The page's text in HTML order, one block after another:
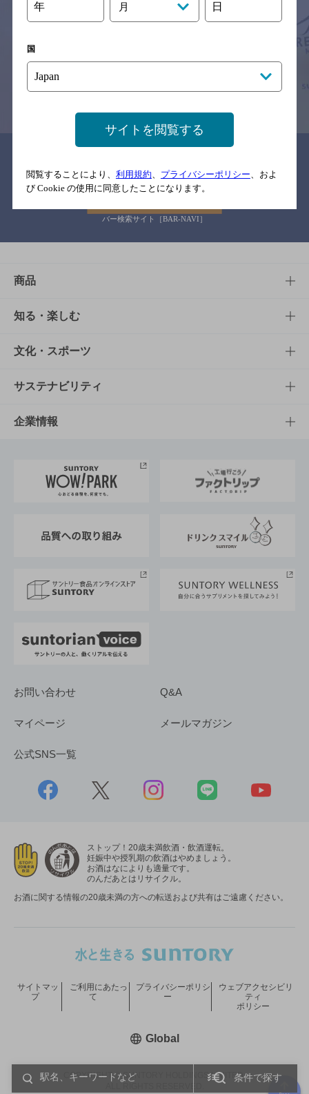
条件で探す
サイトマップ ご意見・ご感想 利用規約
念のためお店にご確認の上ご来店くださいますようお願い申し上げま
す。
バー検索サイト［BAR-NAVI］
商品
商品TOP
商品一覧
商品発売情報
栄養成分一覧
知る・楽しむ
知る・楽しむTOP
キャンペーン
工場見学
地域情報
文化・スポーツ
文化・スポーツTOP
サントリーホール
サントリーサンバーズ大阪
サステナビリティ
サステナビリティTOP
サントリーが考えるサステナビリティ経営
企業情報
企業概要
採用情報
お問い合わせ Q&A
マイページ メールマガジン
公式SNS一覧
ストップ！20歳未満飲酒・飲酒運転。
妊娠中や授乳期の飲酒はやめましょう。
お酒はなによりも適量です。
のんだあとはリサイクル。
お酒に関する情報の20歳未満の方への転送および共有はご遠慮ください。
COPYRIGHT © SUNTORY HOLDINGS LIMITED.
サイトマッ
プ
ご利用にあたっ
て
プライバシーポリシ
ー
ウェブアクセシビリ
ティ
ポリシー
Global新しいウィンドウで開く
年 月 日
国
サイトを閲覧する
閲覧することにより、 利用規約、 プライバシーポリシー、およ
び Cookie の使用に同意したことになります。